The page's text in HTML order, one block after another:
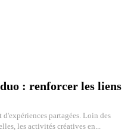
: renforcer les liens
partagées. Loin des
les activités créatives en...